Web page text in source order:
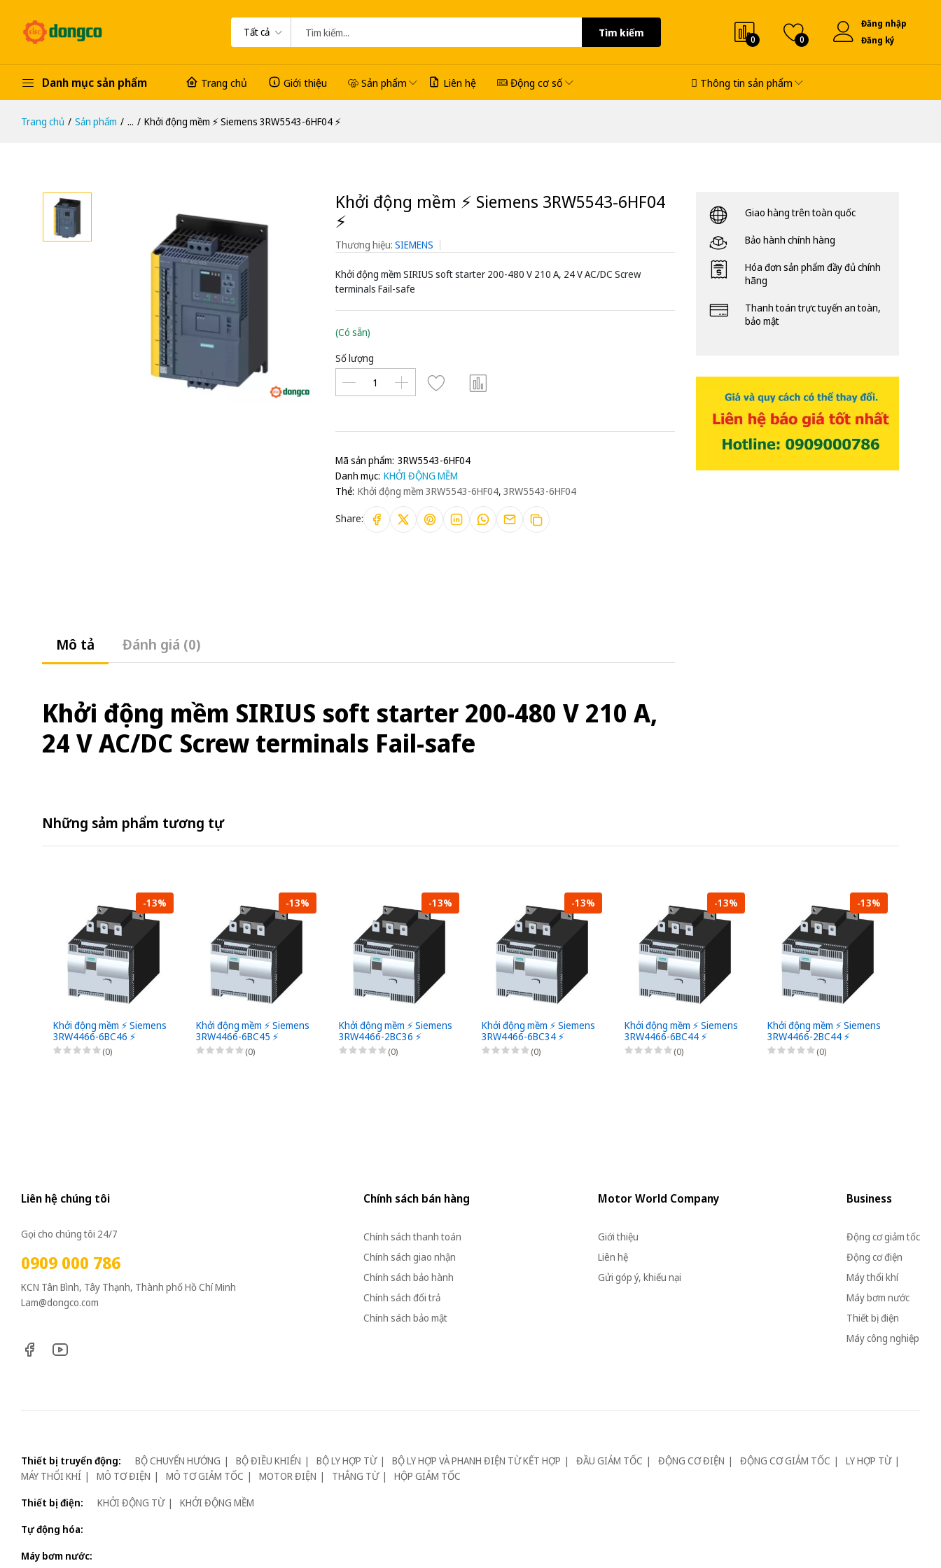
Tất cả Tìm kiếm
0 0
Đăng nhập
Đăng ký
Danh mục sản phẩm Trang chủ Giới thiệu Sản phẩm Liên hệ Động cơ số Thông tin sản phẩm
Trang chủ Sản phẩm ... Khởi động mềm ⚡️ Siemens 3RW5543-6HF04 ⚡️
Khởi động mềm ⚡️ Siemens 3RW5543-6HF04
⚡️
Thương hiệu: SIEMENS
Khởi động mềm SIRIUS soft starter 200-480 V 210 A, 24 V AC/DC Screw
terminals Fail-safe
(Có sẵn)
Số lượng
Mã sản phẩm: 3RW5543-6HF04
Danh mục: KHỞI ĐỘNG MỀM
Thẻ: Khởi động mềm 3RW5543-6HF04, 3RW5543-6HF04
Share:
Mô tả Đánh giá (0)
Khởi động mềm SIRIUS soft starter 200-480 V 210 A,
24 V AC/DC Screw terminals Fail-safe
Giao hàng trên toàn quốc
Bảo hành chính hàng
Hóa đơn sản phẩm đầy đủ chính
hãng
Thanh toán trực tuyến an toàn,
bảo mật
Những sảm phẩm tương tự
-13%
Khởi động mềm ⚡️ Siemens
3RW4466-6BC46 ⚡️
(0)
-13%
Khởi động mềm ⚡️ Siemens
3RW4466-6BC45 ⚡️
(0)
-13%
Khởi động mềm ⚡️ Siemens
3RW4466-2BC36 ⚡️
(0)
-13%
Khởi động mềm ⚡️ Siemens
3RW4466-6BC34 ⚡️
(0)
-13%
Khởi động mềm ⚡️ Siemens
3RW4466-6BC44 ⚡️
(0)
-13%
Khởi động mềm ⚡️ Siemens
3RW4466-2BC44 ⚡️
(0)
Liên hệ chúng tôi
Gọi cho chúng tôi 24/7
0909 000 786
KCN Tân Bình, Tây Thạnh, Thành phố Hồ Chí Minh
Lam@dongco.com
Chính sách bán hàng
Chính sách thanh toán
Chính sách giao nhận
Chính sách bảo hành
Chính sách đổi trả
Chính sách bảo mật
Motor World Company
Giới thiệu
Liên hệ
Gửi góp ý, khiếu nại
Business
Động cơ giảm tốc
Động cơ điện
Máy thổi khí
Máy bơm nước
Thiết bị điện
Máy công nghiệp
Thiết bị truyển động: BỘ CHUYỂN HƯỚNG BỘ ĐIỀU KHIỂN BỘ LY HỢP TỪ BỘ LY HỢP VÀ PHANH ĐIỆN TỪ KẾT HỢP ĐẦU GIẢM TỐC ĐỘNG CƠ ĐIỆN ĐỘNG CƠ GIẢM TỐC
LY HỢP TỪ
MÁY THỔI KHÍ
MÔ TƠ ĐIỆN MÔ TƠ GIẢM TỐC MOTOR ĐIỆN THẮNG TỪ
HỘP GIẢM TỐC
Thiết bị điện:
KHỞI ĐỘNG TỪ
KHỞI ĐỘNG MỀM
Tự động hóa:
Máy bơm nước: